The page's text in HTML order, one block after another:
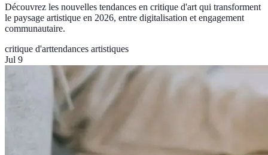
Découvrez les nouvelles tendances en critique d'art qui transforment
le paysage artistique en 2026, entre digitalisation et engagement
communautaire.
critique d'arttendances artistiques
Jul 9